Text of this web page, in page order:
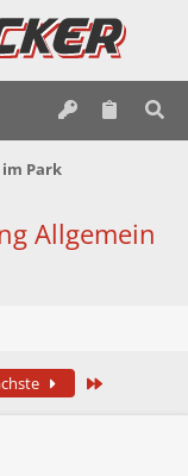
im Park
Allgemein